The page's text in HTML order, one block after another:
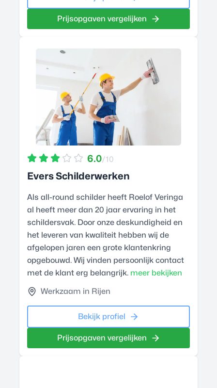
Prijsopgaven vergelijken
6.0/10
Evers Schilderwerken
Als all-round schilder heeft Roelof Veringa
al heeft meer dan 20 jaar ervaring in het
schildersvak. Door onze deskundigheid en
het leveren van kwaliteit hebben wij de
afgelopen jaren een grote klantenkring
opgebouwd. Wij vinden persoonlijk contact
met de klant erg belangrijk. meer bekijken
Werkzaam in Rijen
Bekijk profiel
Prijsopgaven vergelijken